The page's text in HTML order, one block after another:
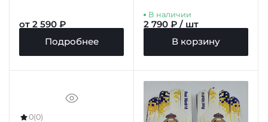
от 2 590 ₽
Подробнее
см
В наличии
2 790 ₽ / шт
В корзину
0(0)